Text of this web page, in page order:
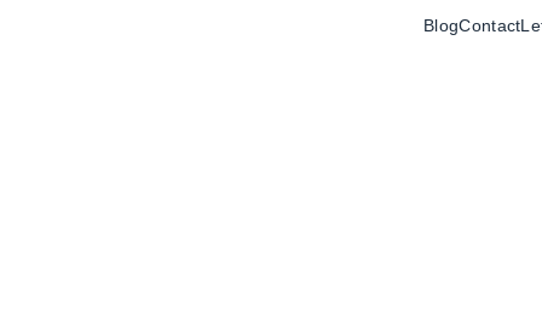
BlogContact